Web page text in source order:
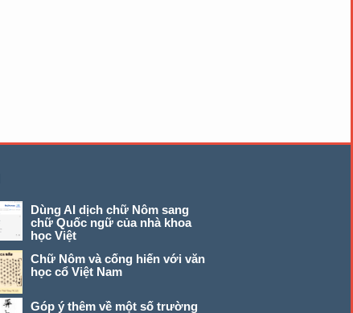
Dùng AI dịch chữ Nôm sang
chữ Quốc ngữ của nhà khoa
học Việt
Chữ Nôm và cống hiến với văn
học cổ Việt Nam
Góp ý thêm về một số trường